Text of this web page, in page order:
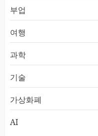
부업
여행
과학
기술
가상화폐
AI